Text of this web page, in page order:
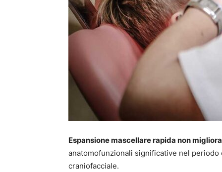
Espansione mascellare rapida non
anatomofunzionali significative nel
craniofacciale.